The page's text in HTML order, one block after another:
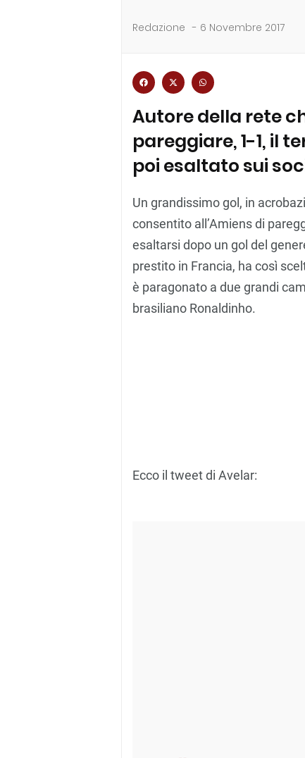
Redazione - 6 Novembre 2017
Autore della rete
pareggiare, 1-1, il
poi esaltato sui
Un grandissimo gol, in
consentito all’Amiens di
esaltarsi dopo un gol del
prestito in Francia, ha così
è paragonato a due grandi
brasiliano Ronaldinho.
Ecco il tweet di Avelar: